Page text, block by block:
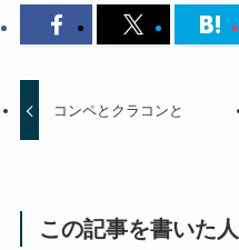
コンペとクラコンと
この記事を書いた人